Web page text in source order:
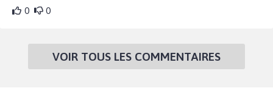
0 0
VOIR TOUS LES COMMENTAIRES